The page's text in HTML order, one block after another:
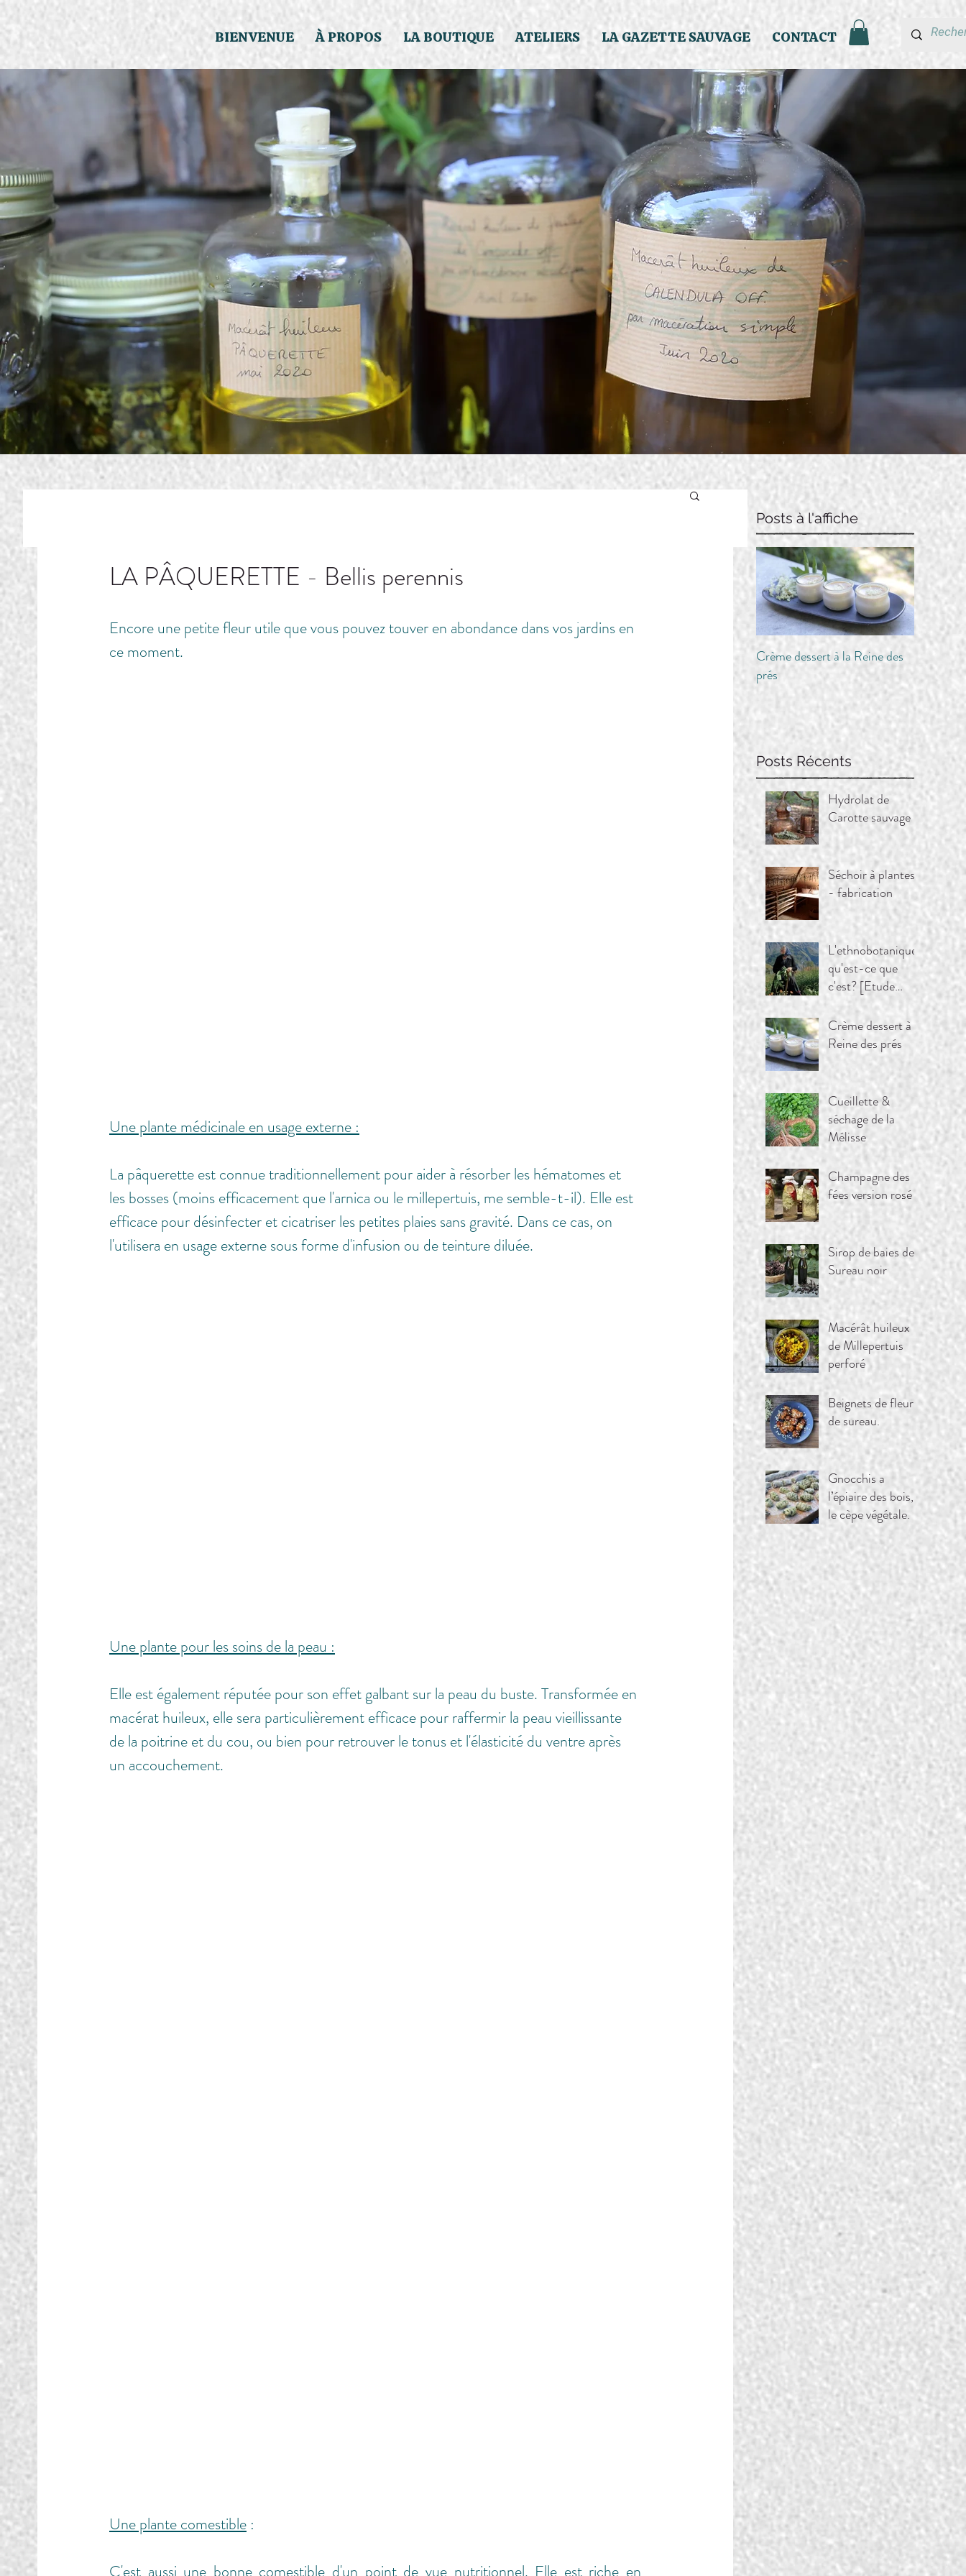
BIENVENUE À PROPOS LA BOUTIQUE ATELIERS LA GAZETTE SAUVAGE CONTACT
LA PÂQUERETTE - Bellis perennis
Encore une petite fleur utile que vous pouvez touver en abondance dans vos jardins en
ce moment.
Une plante médicinale en usage externe :
La pâquerette est connue traditionnellement pour aider à résorber les hématomes et
les bosses (moins efficacement que l'arnica ou le millepertuis, me semble-t-il). Elle est
efficace pour désinfecter et cicatriser les petites plaies sans gravité. Dans ce cas, on
l'utilisera en usage externe sous forme d'infusion ou de teinture diluée.
Une plante pour les soins de la peau :
Elle est également réputée pour son effet galbant sur la peau du buste. Transformée en
macérat huileux, elle sera particulièrement efficace pour raffermir la peau vieillissante
de la poitrine et du cou, ou bien pour retrouver le tonus et l'élasticité du ventre après
un accouchement.
Une plante comestible :
C'est aussi une bonne comestible d'un point de vue nutritionnel. Elle est riche en
Posts à l'affiche
Crème dessert à la Reine des
prés
Posts Récents
Hydrolat de
Carotte sauvage
Séchoir à plantes
- fabrication
L'ethnobotanique,
qu'est-ce que
c'est? [Etude
Massif du
Queyras]
Crème dessert à la
Reine des prés
Cueillette &
séchage de la
Mélisse
Champagne des
fées version rosé
Sirop de baies de
Sureau noir
Macérât huileux
de Millepertuis
perforé
Beignets de fleurs
de sureau.
Gnocchis a
l’épiaire des bois,
le cèpe végétale.